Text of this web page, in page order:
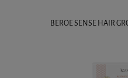
BEROE SENSE HAIR